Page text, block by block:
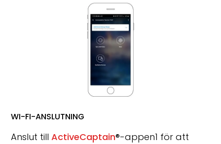
WI-FI-ANSLUTNING
Anslut tillActiveCaptain®-appen1 för att